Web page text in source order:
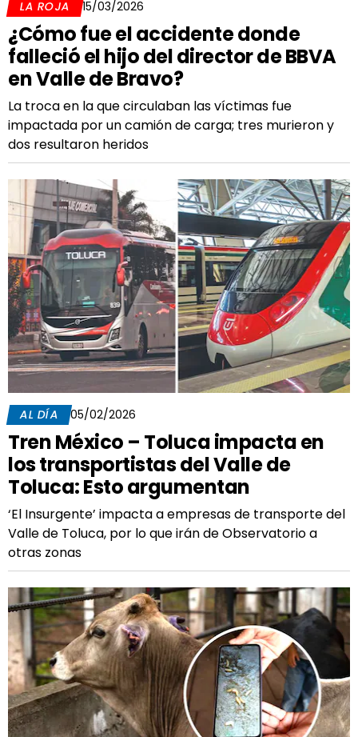
LA ROJA 15/03/2026
¿Cómo fue el accidente donde
falleció el hijo del director de BBVA
en Valle de Bravo?
La troca en la que circulaban las víctimas fue
impactada por un camión de carga; tres murieron y
dos resultaron heridos
AL DÍA 05/02/2026
Tren México – Toluca impacta en
los transportistas del Valle de
Toluca: Esto argumentan
‘El Insurgente’ impacta a empresas de transporte del
Valle de Toluca, por lo que irán de Observatorio a
otras zonas